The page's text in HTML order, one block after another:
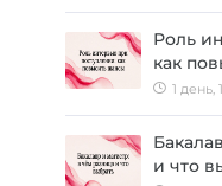
Роль
как
1 день,
и что